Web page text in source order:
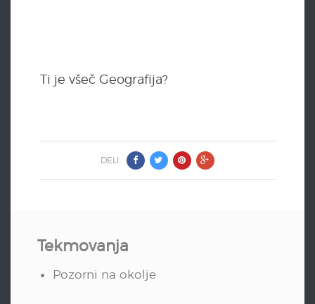
Ti je všeč Geografija?
DELI
Tekmovanja
Pozorni na okolje